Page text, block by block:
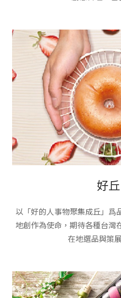
好丘
以「好的人事物聚集成丘」爲
地創作為使命，期待各種台灣
在地選品與策展